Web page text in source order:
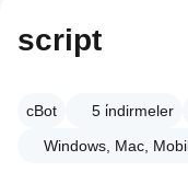
script
cBot 5 i̇ndirmeler
Windows, Mac,